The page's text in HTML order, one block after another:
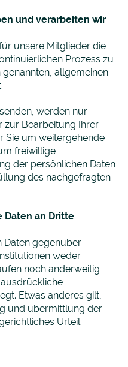
und verarbeiten wir
unsere Mitglieder die
Prozess zu
allgemeinen
werden nur
zur Bearbeitung Ihrer
Sie um weitergehende
freiwillige
der persönlichen Daten
des nachgefragten
Daten an Dritte
Daten gegenüber
weder
noch anderweitig
Etwas anderes gilt,
und übermittlung der
Urteil